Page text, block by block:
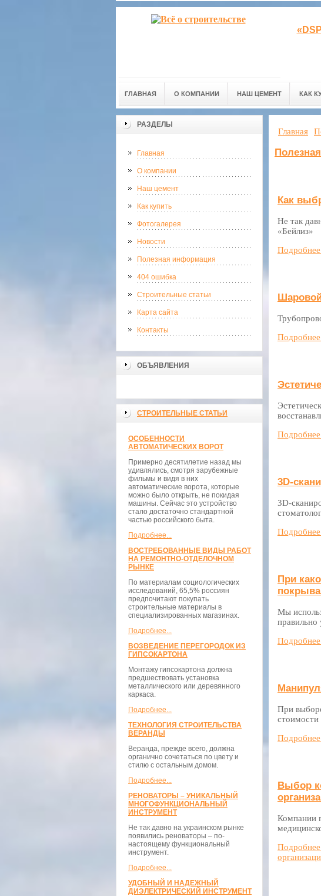
ГЛАВНАЯ О КОМПАНИИ НАШ ЦЕМЕНТ КАК
РАЗДЕЛЫ
Главная
О компании
Наш цемент
Как купить
Фотогалерея
Новости
Полезная информация
404 ошибка
Строительные статьи
Карта сайта
Контакты
ОБЪЯВЛЕНИЯ
СТРОИТЕЛЬНЫЕ СТАТЬИ
ОСОБЕННОСТИ
АВТОМАТИЧЕСКИХ ВОРОТ
Примерно десятилетие назад мы
удивлялись, смотря зарубежные
фильмы и видя в них
автоматические ворота, которые
можно было открыть, не покидая
машины. Сейчас это устройство
стало достаточно стандартной
частью российского быта.
Подробнее...
ВОСТРЕБОВАННЫЕ ВИДЫ РАБОТ
НА РЕМОНТНО-ОТДЕЛОЧНОМ
РЫНКЕ
По материалам социологических
исследований, 65,5% россиян
предпочитают покупать
строительные материалы в
специализированных магазинах.
Подробнее...
ВОЗВЕДЕНИЕ ПЕРЕГОРОДОК ИЗ
ГИПСОКАРТОНА
Монтажу гипсокартона должна
предшествовать установка
металлического или деревянного
каркаса.
Подробнее...
ТЕХНОЛОГИЯ СТРОИТЕЛЬСТВА
ВЕРАНДЫ
Веранда, прежде всего, должна
органично сочетаться по цвету и
стилю с остальным домом.
Подробнее...
РЕНОВАТОРЫ – УНИКАЛЬНЫЙ
МНОГОФУНКЦИОНАЛЬНЫЙ
ИНСТРУМЕНТ
Не так давно на украинском рынке
появились реноваторы – по-
настоящему функциональный
инструмент.
Подробнее...
УДОБНЫЙ И НАДЕЖНЫЙ
ДИЭЛЕКТРИЧЕСКИЙ ИНСТРУМЕНТ
Главная
Как
Не так
«Бейлиз»
Шаровой
3D-
3D-
При
Мы
правильно
При
стоимости
Выбор
Компании